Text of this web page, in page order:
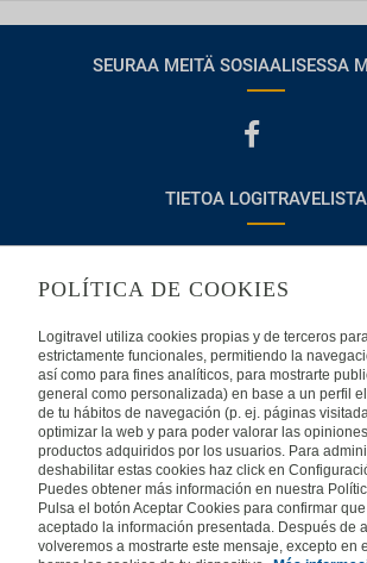
SEURAA MEITÄ SOSIAALISESSA
TIETOA LOGITRAVELISTA
Oikeudellinen huomautus Yleiset
Evästekäytäntömme
MUISSA MAISSA
Espanja Portugali
POLÍTICA DE COOKIES
Logitravel utiliza cookies propias y de terceros
estrictamente funcionales, permitiendo la
así como para fines analíticos, para mostrarte
general como personalizada) en base a un perfil
de tu hábitos de navegación (p. ej. páginas
optimizar la web y para poder valorar las
productos adquiridos por los usuarios. Para
deshabilitar estas cookies haz click en
Puedes obtener más información en nuestra
Pulsa el botón Aceptar Cookies para confirmar
aceptado la información presentada. Después de
volveremos a mostrarte este mensaje, excepto en